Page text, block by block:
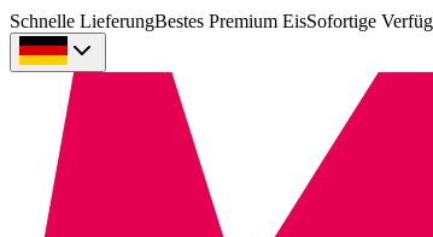
Schnelle LieferungBestes Premium EisSofortige